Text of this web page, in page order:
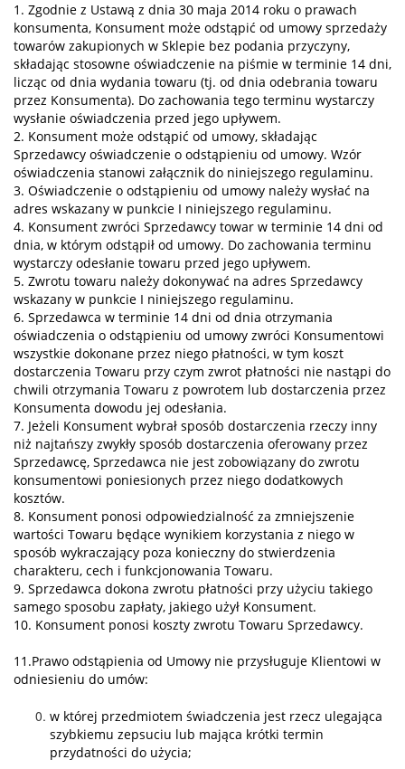
1. Zgodnie z Ustawą z dnia 30 maja 2014 roku o prawach
konsumenta, Konsument może odstąpić od umowy sprzedaży
towarów zakupionych w Sklepie bez podania przyczyny,
składając stosowne oświadczenie na piśmie w terminie 14 dni,
licząc od dnia wydania towaru (tj. od dnia odebrania towaru
przez Konsumenta). Do zachowania tego terminu wystarczy
wysłanie oświadczenia przed jego upływem.
2. Konsument może odstąpić od umowy, składając
Sprzedawcy oświadczenie o odstąpieniu od umowy. Wzór
oświadczenia stanowi załącznik do niniejszego regulaminu.
3. Oświadczenie o odstąpieniu od umowy należy wysłać na
adres wskazany w punkcie I niniejszego regulaminu.
4. Konsument zwróci Sprzedawcy towar w terminie 14 dni od
dnia, w którym odstąpił od umowy. Do zachowania terminu
wystarczy odesłanie towaru przed jego upływem.
5. Zwrotu towaru należy dokonywać na adres Sprzedawcy
wskazany w punkcie I niniejszego regulaminu.
6. Sprzedawca w terminie 14 dni od dnia otrzymania
oświadczenia o odstąpieniu od umowy zwróci Konsumentowi
wszystkie dokonane przez niego płatności, w tym koszt
dostarczenia Towaru przy czym zwrot płatności nie nastąpi do
chwili otrzymania Towaru z powrotem lub dostarczenia przez
Konsumenta dowodu jej odesłania.
7. Jeżeli Konsument wybrał sposób dostarczenia rzeczy inny
niż najtańszy zwykły sposób dostarczenia oferowany przez
Sprzedawcę, Sprzedawca nie jest zobowiązany do zwrotu
konsumentowi poniesionych przez niego dodatkowych
kosztów.
8. Konsument ponosi odpowiedzialność za zmniejszenie
wartości Towaru będące wynikiem korzystania z niego w
sposób wykraczający poza konieczny do stwierdzenia
charakteru, cech i funkcjonowania Towaru.
9. Sprzedawca dokona zwrotu płatności przy użyciu takiego
samego sposobu zapłaty, jakiego użył Konsument.
10. Konsument ponosi koszty zwrotu Towaru Sprzedawcy.
11.Prawo odstąpienia od Umowy nie przysługuje Klientowi w
odniesieniu do umów:
w której przedmiotem świadczenia jest rzecz ulegająca
szybkiemu zepsuciu lub mająca krótki termin
przydatności do użycia;